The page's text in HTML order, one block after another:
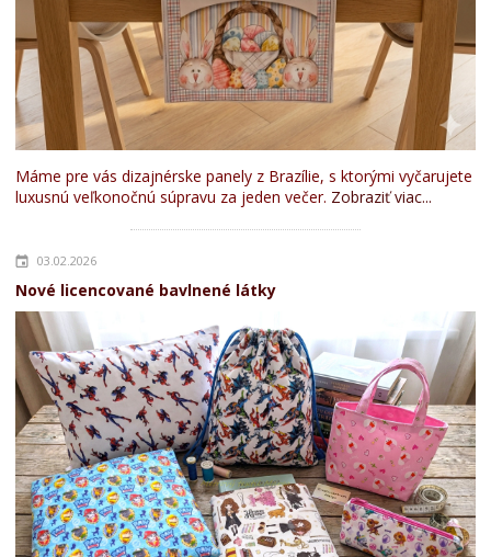
Máme pre vás dizajnérske panely z Brazílie, s ktorými vyčarujete
luxusnú veľkonočnú súpravu za jeden večer. Zobraziť viac...
03.02.2026
Nové licencované bavlnené látky